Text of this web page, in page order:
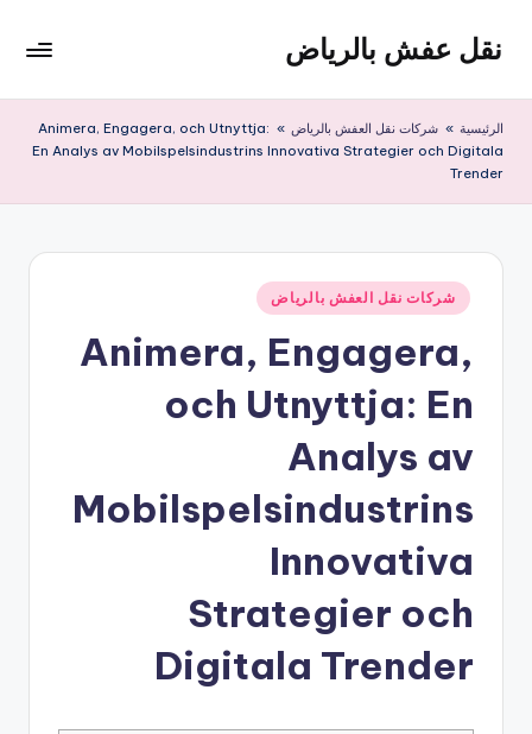
التجاوز
المحتوى
نقل عفش بالرياض
عفش
وتخزين
ريال
الرئيسية » شركات نقل العفش بالرياض »
Animera, Engagera, och Utnyttja:
En Analys av Mobilspelsindustrins Innovativa Strategier och Digitala
Trender
نُشر
في
شركات نقل العفش بالرياض
Animera, Engagera,
och Utnyttja: En
Analys av
Mobilspelsindustrins
Innovativa
Strategier och
Digitala Trender